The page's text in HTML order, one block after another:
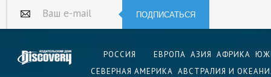
Ваш e-mail ПОДПИСАТЬСЯ
РОССИЯ ЕВРОПА АЗИЯ АФРИКА
СЕВЕРНАЯ АМЕРИКА АВСТРАЛИЯ И